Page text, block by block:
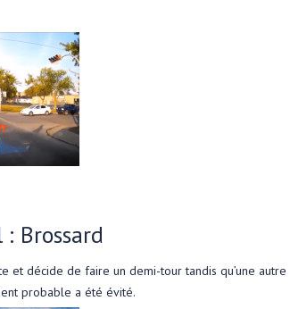
Brossard
et décide de faire un demi-tour tandis qu’une autre
probable a été évité.